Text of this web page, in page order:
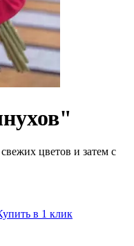
цветов и затем с
в 1 клик